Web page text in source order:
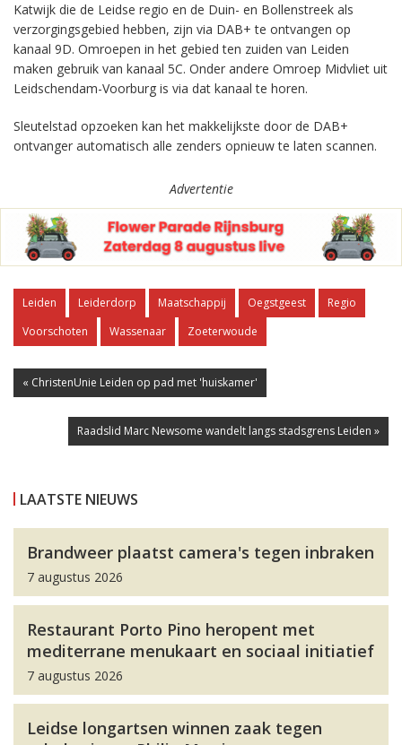
Katwijk die de Leidse regio en de Duin- en Bollenstreek als
verzorgingsgebied hebben, zijn via DAB+ te ontvangen op
kanaal 9D. Omroepen in het gebied ten zuiden van Leiden
maken gebruik van kanaal 5C. Onder andere Omroep Midvliet uit
Leidschendam-Voorburg is via dat kanaal te horen.
Sleutelstad opzoeken kan het makkelijkste door de DAB+
ontvanger automatisch alle zenders opnieuw te laten scannen.
Advertentie
Leiden Leiderdorp Maatschappij Oegstgeest
Regio
Voorschoten
Wassenaar Zoeterwoude
« ChristenUnie Leiden op pad met 'huiskamer'
Raadslid Marc Newsome wandelt langs stadsgrens Leiden »
LAATSTE NIEUWS
Brandweer plaatst camera's tegen inbraken
7 augustus 2026
Restaurant Porto Pino heropent met
mediterrane menukaart en sociaal initiatief
7 augustus 2026
Leidse longartsen winnen zaak tegen